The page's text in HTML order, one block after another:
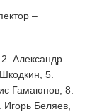
–
Александр
5.
Гамаюнов, 8.
Беляев,